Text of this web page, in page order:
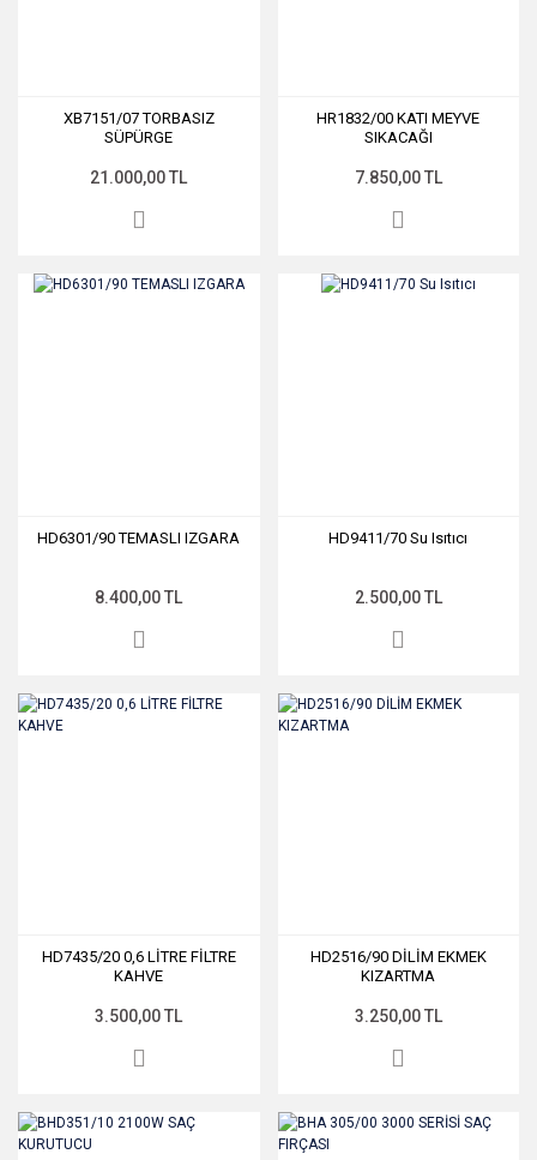
XB7151/07 TORBASIZ
SÜPÜRGE
21.000,00 TL
HR1832/00 KATI MEYVE
SIKACAĞI
7.850,00 TL
HD6301/90 TEMASLI IZGARA
8.400,00 TL
HD9411/70 Su Isıtıcı
2.500,00 TL
HD7435/20 0,6 LİTRE FİLTRE
KAHVE
3.500,00 TL
HD2516/90 DİLİM EKMEK
KIZARTMA
3.250,00 TL